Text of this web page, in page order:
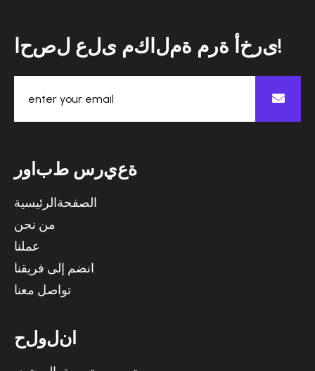
حصل على مك لمة م رة أ خ رى!
رو بط س ريعة
الصفحةالرئيسية
من نحن
عملنا
انضم إلى فريقنا
تواصل معنا
حلولن